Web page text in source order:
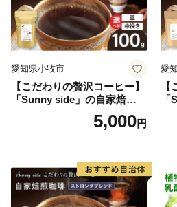
愛知県小牧市
【こだわりの贅沢コーヒー】
「Sunny side」の自家焙煎珈
琲こまきブレンド（100g）
5,000円
愛